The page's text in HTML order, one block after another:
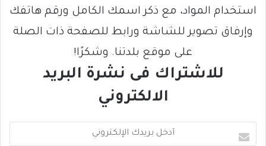
استخدام المواد، مع ذكر اسمك الكامل ورقم هاتفك
وإرفاق تصوير للشاشة ورابط للصفحة ذات الصلة
على موقع بلدتنا. وشكرًا!
للاشتراك فى نشرة البريد
الالكتروني